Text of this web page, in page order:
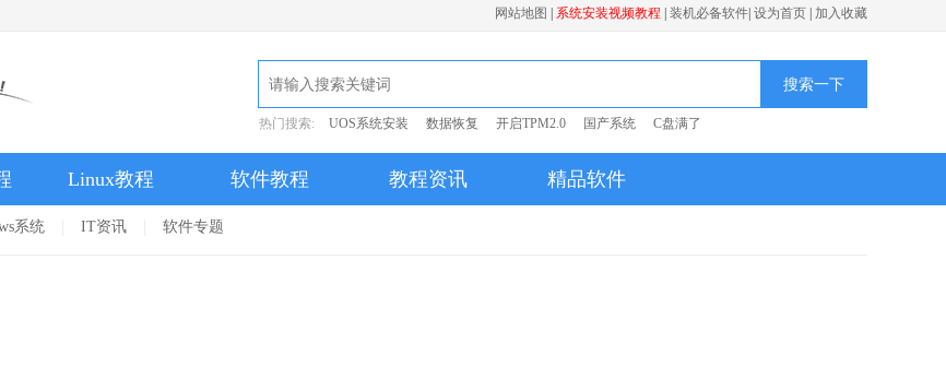
网站地图 系统安装视频教程 装机必备软件 设为首页 加入收藏
搜索一下
热门搜索: UOS系统安装 数据恢复 开启TPM2.0 国产系统 C盘满了
Linux教程 软件教程 教程资讯 精品软件
系统 IT资讯 软件专题